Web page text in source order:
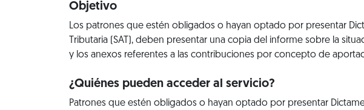
Objetivo
Los patrones que estén obligados o hayan optado por presentar
Tributaria (SAT), deben presentar una copia del informe sobre la
y los anexos referentes a las contribuciones por concepto de
¿Quiénes pueden acceder al servicio?
Patrones que estén obligados o hayan optado por presentar